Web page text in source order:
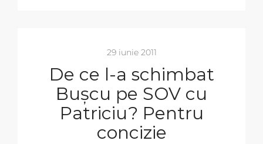
29 iunie 2011
De ce l-a schimbat
Bușcu pe SOV cu
Patriciu? Pentru
concizie